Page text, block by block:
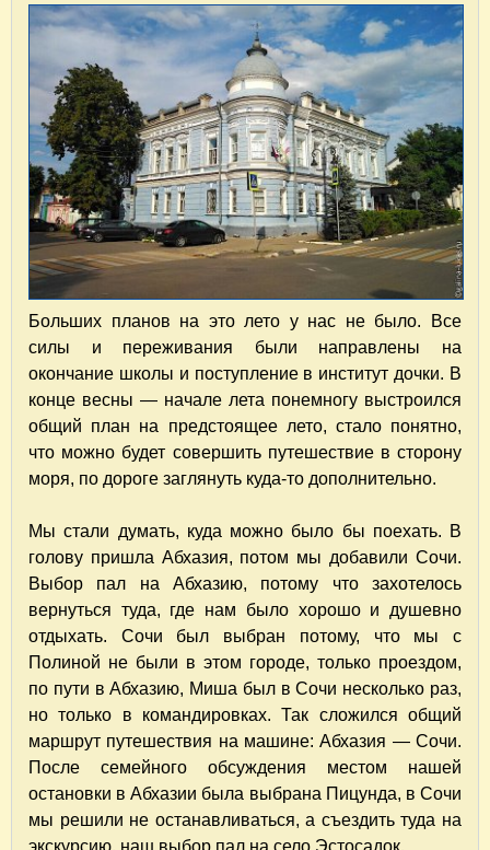
Больших планов на это лето у нас не было. Все
силы и переживания были направлены на
окончание школы и поступление в институт дочки. В
конце весны — начале лета понемногу выстроился
общий план на предстоящее лето, стало понятно,
что можно будет совершить путешествие в сторону
моря, по дороге заглянуть куда-то дополнительно.
Мы стали думать, куда можно было бы поехать. В
голову пришла Абхазия, потом мы добавили Сочи.
Выбор пал на Абхазию, потому что захотелось
вернуться туда, где нам было хорошо и душевно
отдыхать. Сочи был выбран потому, что мы с
Полиной не были в этом городе, только проездом,
по пути в Абхазию, Миша был в Сочи несколько раз,
но только в командировках. Так сложился общий
маршрут путешествия на машине: Абхазия — Сочи.
После семейного обсуждения местом нашей
остановки в Абхазии была выбрана Пицунда, в Сочи
мы решили не останавливаться, а съездить туда на